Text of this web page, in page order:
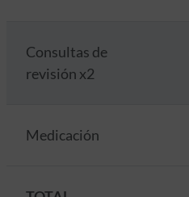
Consultas de
revisión x2
Medicación